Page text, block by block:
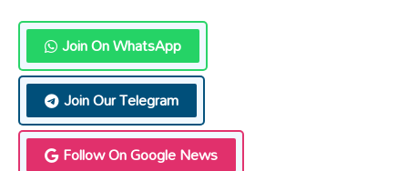
Join On WhatsApp
Join Our Telegram
Follow On Google News